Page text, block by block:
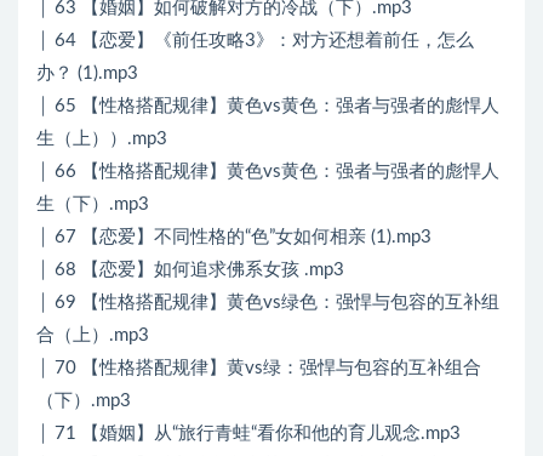
│ 63 【婚姻】如何破解对方的冷战（下）.mp3
│ 64 【恋爱】《前任攻略3》：对方还想着前任，怎么
办？ (1).mp3
│ 65 【性格搭配规律】黄色vs黄色：强者与强者的彪悍人
生（上））.mp3
│ 66 【性格搭配规律】黄色vs黄色：强者与强者的彪悍人
生（下）.mp3
│ 67 【恋爱】不同性格的“色”女如何相亲 (1).mp3
│ 68 【恋爱】如何追求佛系女孩 .mp3
│ 69 【性格搭配规律】黄色vs绿色：强悍与包容的互补组
合（上）.mp3
│ 70 【性格搭配规律】黄vs绿：强悍与包容的互补组合
（下）.mp3
│ 71 【婚姻】从“旅行青蛙“看你和他的育儿观念.mp3